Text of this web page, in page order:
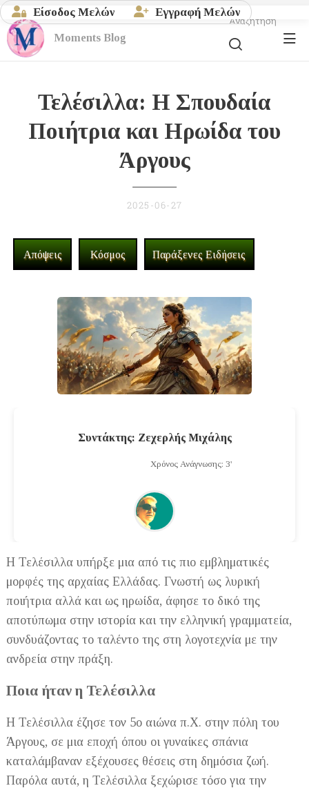
Είσοδος Μελών Εγγραφή Μελών
Moments Blog
Αναζήτηση
Τελέσιλλα: Η Σπουδαία
Ποιήτρια και Ηρωίδα του
Άργους
2025-06-27
Απόψεις Κόσμος Παράξενες Ειδήσεις
Συντάκτης: Ζεχερλής Μιχάλης
Χρόνος Ανάγνωσης: 3'
Η Τελέσιλλα υπήρξε μια από τις πιο εμβληματικές
μορφές της αρχαίας Ελλάδας. Γνωστή ως λυρική
ποιήτρια αλλά και ως ηρωίδα, άφησε το δικό της
αποτύπωμα στην ιστορία και την ελληνική γραμματεία,
συνδυάζοντας το ταλέντο της στη λογοτεχνία με την
ανδρεία στην πράξη.
Ποια ήταν η Τελέσιλλα
Η Τελέσιλλα έζησε τον 5ο αιώνα π.Χ. στην πόλη του
Άργους, σε μια εποχή όπου οι γυναίκες σπάνια
καταλάμβαναν εξέχουσες θέσεις στη δημόσια ζωή.
Παρόλα αυτά, η Τελέσιλλα ξεχώρισε τόσο για την